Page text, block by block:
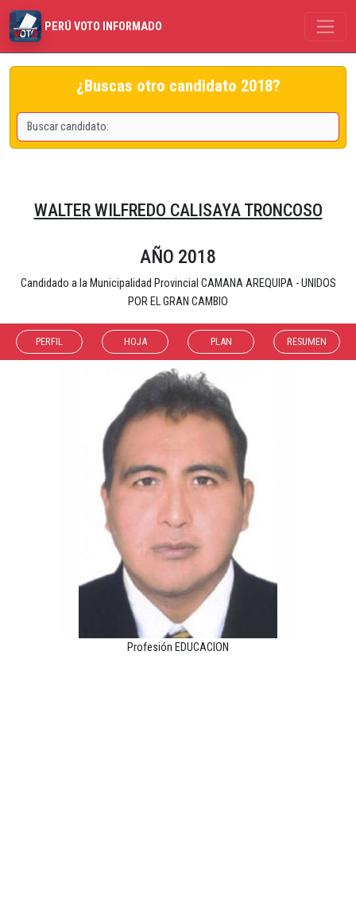
PERÚ VOTO INFORMADO
¿Buscas otro candidato 2018?
WALTER WILFREDO CALISAYA TRONCOSO
AÑO 2018
Candidado a la Municipalidad Provincial CAMANA AREQUIPA - UNIDOS
POR EL GRAN CAMBIO
PERFIL HOJA PLAN RESUMEN
Profesión EDUCACION